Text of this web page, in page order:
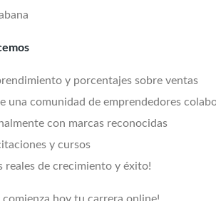
y porcentajes sobre ventas
una comunidad de emprendedores
con marcas reconocidas
y cursos
reales de crecimiento y éxito!